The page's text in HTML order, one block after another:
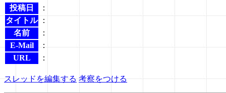
投稿日
：
タイトル
：
名前
：
E-Mail
：
URL
：
スレッドを編集する 考察をつける